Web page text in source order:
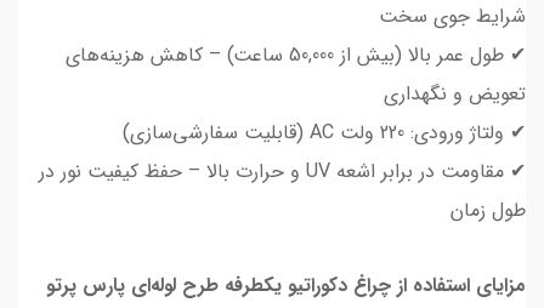
شرایط جوی سخت
✔ طول عمر بالا (بیش از 50,000 ساعت) – کاهش هزینه‌های
تعویض و نگهداری
✔ ولتاژ ورودی: 220 ولت AC (قابلیت سفارشی‌سازی)
✔ مقاومت در برابر اشعه UV و حرارت بالا – حفظ کیفیت نور در
طول زمان
مزایای استفاده از چراغ دکوراتیو یکطرفه طرح لوله‌ای پارس پرتو